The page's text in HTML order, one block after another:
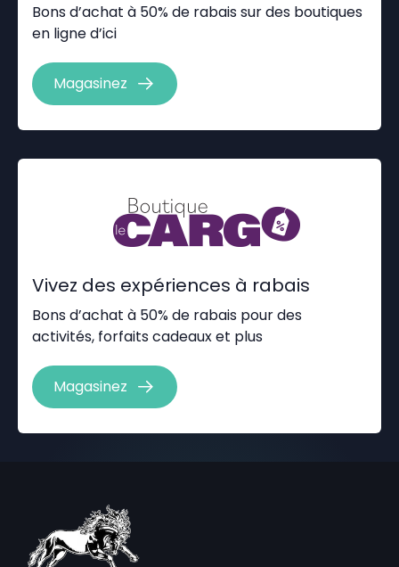
Bons d’achat à 50% de rabais sur des boutiques
en ligne d’ici
Magasinez
Vivez des expériences à rabais
Bons d’achat à 50% de rabais pour des
activités, forfaits cadeaux et plus
Magasinez